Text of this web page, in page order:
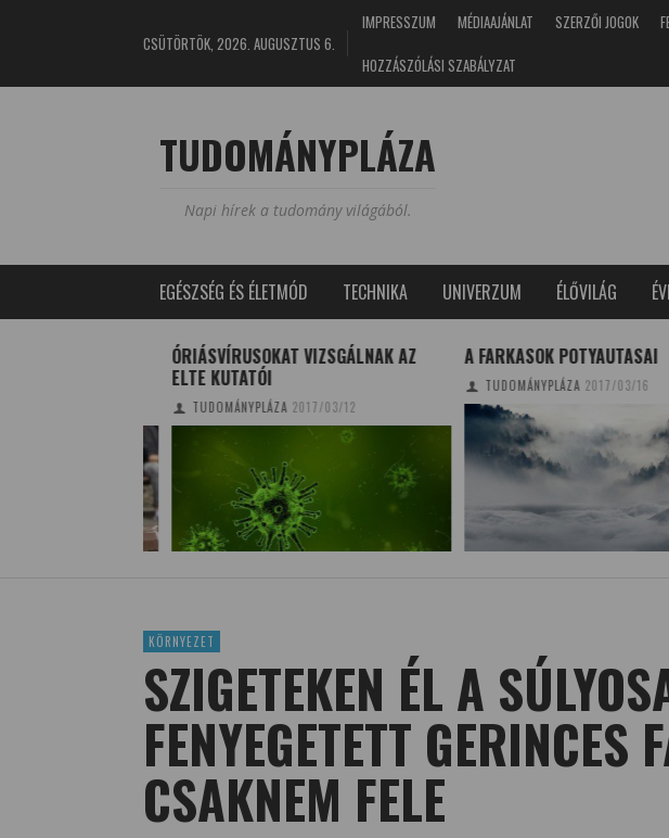
CSÜTÖRTÖK, 2026. AUGUSZTUS 6.
IMPRESSZUM MÉDIAAJÁNLAT SZERZŐI JOGOK
HOZZÁSZÓLÁSI SZABÁLYZAT
TUDOMÁNYPLÁZA
Napi hírek a tudomány világából.
EGÉSZSÉG ÉS ÉLETMÓD TECHNIKA UNIVERZUM ÉLŐVILÁG
ÓRIÁSVÍRUSOKAT VIZSGÁLNAK AZ
ELTE KUTATÓI
TUDOMÁNYPLÁZA 2017/03/12
A FARKASOK POTYAUTASAI
TUDOMÁNYPLÁZA 2017/03/16
KÖRNYEZET
SZIGETEKEN ÉL A
FENYEGETETT GERINCES
CSAKNEM FELE